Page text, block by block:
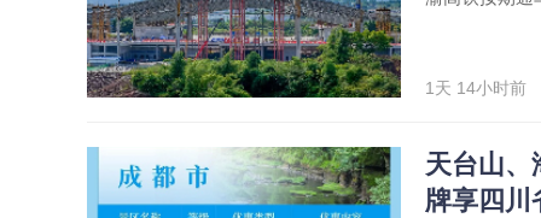
1天 14小时前
天台山
牌享四川